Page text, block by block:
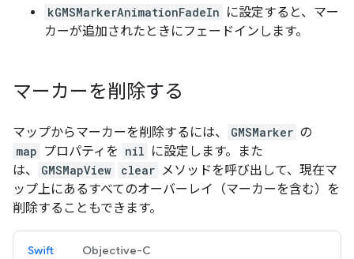
kGMSMarkerAnimationFadeIn に設定すると、マー
カーが追加されたときにフェードインします。
マーカーを削除する
マップからマーカーを削除するには、 GMSMarker の
map プロパティを nil に設定します。また
は、
GMSMapView clear メソッドを呼び出して、現在マ
ップ上にあるすべてのオーバーレイ（マーカーを含む）を
削除することもできます。
Swift Objective-C